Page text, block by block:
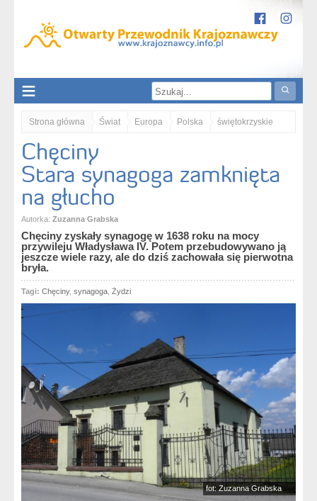
Strona główna Świat Europa Polska świętokrzyskie
Góry Świętokrzyskie
Chęciny. Stara synagoga zamknięta na głucho
Chęciny
Stara synagoga zamknięta
na głucho
Autorka: Zuzanna Grabska
Chęciny zyskały synagogę w 1638 roku na mocy
przywileju Władysława IV. Potem przebudowywano ją
jeszcze wiele razy, ale do dziś zachowała się pierwotna
bryła.
Tagi: Chęciny, synagoga Żydzi
fot: Zuzanna Grabska